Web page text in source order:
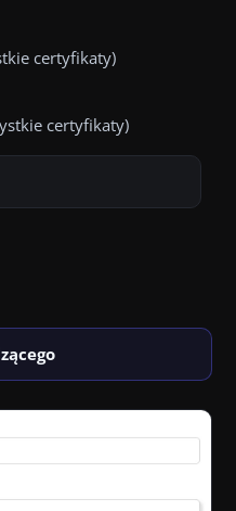
certyfikaty)
certyfikaty)